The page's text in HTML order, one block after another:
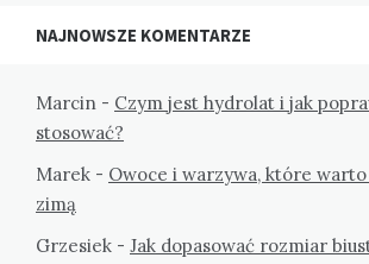
NAJNOWSZE KOMENTARZE
Marcin - Czym jest hydrolat i jak
stosować?
Marek - Owoce i warzywa, które
zimą
Grzesiek - Jak dopasować rozmiar